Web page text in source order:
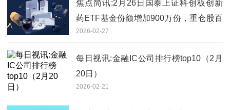
焦点简讯:2月26日国泰上证科创板创新
药ETF基金份额增加900万份，重仓股百
济神州、艾力斯、百利天恒
2026-02-27
每日视讯:金融IC公司排行榜top10（2月
20日）
2026-02-21